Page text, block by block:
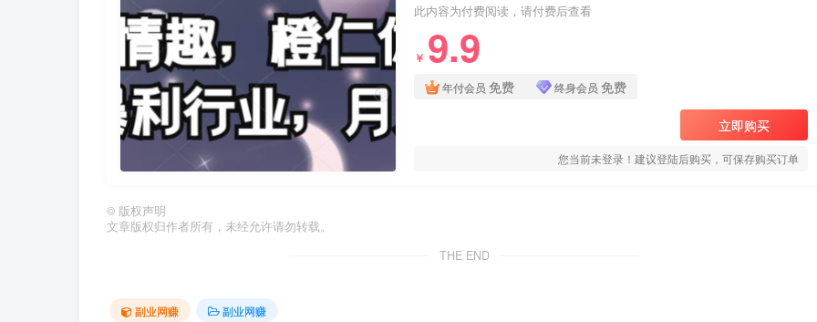
此内容为付费阅读，请付费后查看
￥ 9.9
年付会员 免费 终身会员 免费
立即购买
您当前未登录！建议登陆后购买，可保存购买订单
© 版权声明
文章版权归作者所有，未经允许请勿转载。
THE END
副业网赚
副业网赚